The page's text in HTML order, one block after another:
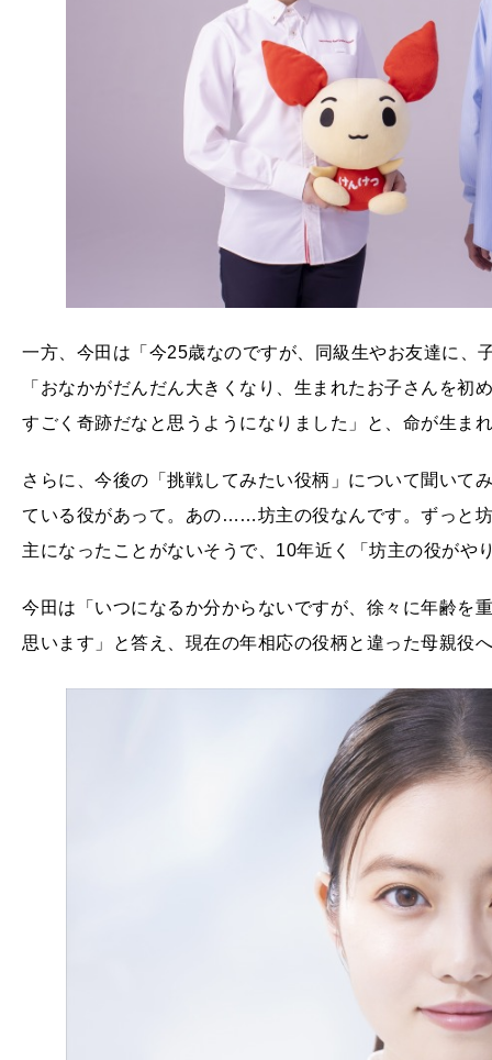
一方、今田は「今25歳なのですが、同級生やお友達に、
「おなかがだんだん大きくなり、生まれたお子さんを
すごく奇跡だなと思うようになりました」と、命が生ま
さらに、今後の「挑戦してみたい役柄」について聞いて
ている役があって。あの……坊主の役なんです。ずっと
主になったことがないそうで、10年近く「坊主の役がや
今田は「いつになるか分からないですが、徐々に年齢を
思います」と答え、現在の年相応の役柄と違った母親役